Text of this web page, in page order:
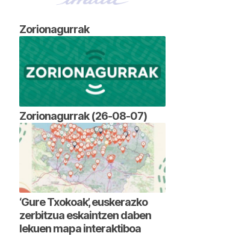
Zorionagurrak
Zorionagurrak (26-08-07)
‘Gure Txokoak’, euskerazko
zerbitzua eskaintzen daben
lekuen mapa interaktiboa